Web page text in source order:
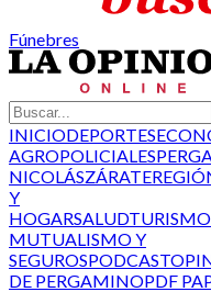
Fúnebres
INICIODEPORTES
AGROPOLICIALES
NICOLÁSZÁRATE
Y
HOGARSALUDTURISMO
MUTUALISMO Y
SEGUROSPODCAST
DE PERGAMINOPDF